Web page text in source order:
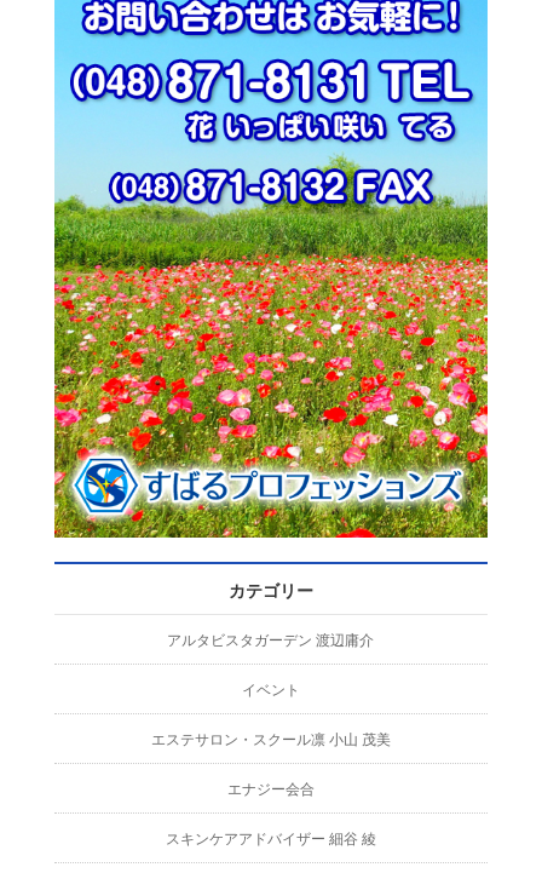
カテゴリー
アルタビスタガーデン 渡辺庸介
イベント
エステサロン・スクール凛 小山 茂美
エナジー会合
スキンケアアドバイザー 細谷 綾